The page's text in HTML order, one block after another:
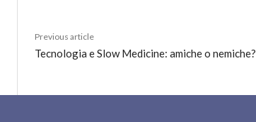
Previous article
Tecnologia e Slow Medicine: amiche o nemiche?